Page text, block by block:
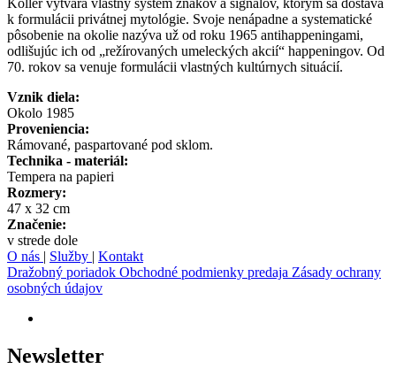
Koller vytvára vlastný systém znakov a signálov, ktorým sa dostáva
k formulácii privátnej mytológie. Svoje nenápadne a systematické
pôsobenie na okolie nazýva už od roku 1965 antihappeningami,
odlišujúc ich od „režírovaných umeleckých akcií“ happeningov. Od
70. rokov sa venuje formulácii vlastných kultúrnych situácií.
Vznik diela:
Okolo 1985
Proveniencia:
Rámované, paspartované pod sklom.
Technika - materiál:
Tempera na papieri
Rozmery:
47 x 32 cm
Značenie:
v strede dole
O nás | Služby | Kontakt
Dražobný poriadok Obchodné podmienky predaja Zásady ochrany
osobných údajov
Newsletter